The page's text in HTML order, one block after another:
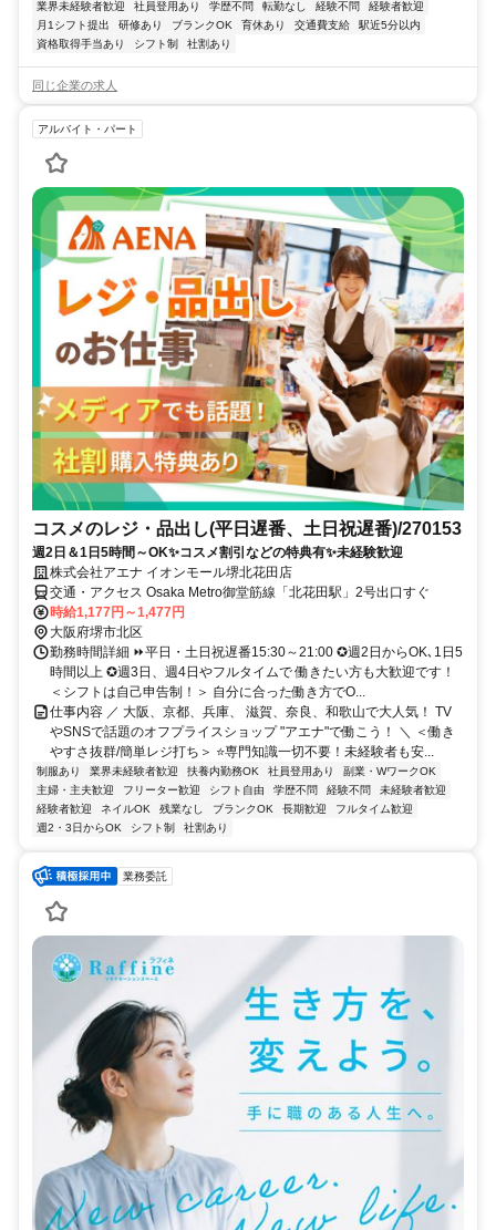
業界未経験者歓迎 社員登用あり 学歴不問 転勤なし 経験不問
経験者歓迎
月1シフト提出
研修あり ブランクOK 育休あり 交通費支給
駅近5分以内
資格取得手当あり
シフト制 社割あり
同じ企業の求人
アルバイト・パート
コスメのレジ・品出し(平日遅番、土日祝遅番)/270153
週2日＆1日5時間～OK✨コスメ割引などの特典有✨未経験歓迎
株式会社アエナ イオンモール堺北花田店
交通・アクセス Osaka Metro御堂筋線「北花田駅」2号出口すぐ
時給1,177円～1,477円
大阪府堺市北区
勤務時間詳細 ⏩平日・土日祝遅番15:30～21:00 ✪週2日からOK､1日5
時間以上 ✪週3日、週4日やフルタイムで 働きたい方も大歓迎です！
＜シフトは自己申告制！＞ 自分に合った働き方でO...
仕事内容 ／ 大阪、京都、兵庫、 滋賀、奈良、和歌山で大人気！ TV
やSNSで話題のオフプライスショップ "アエナ"で働こう！ ＼ ＜働き
やすさ抜群/簡単レジ打ち＞ ⭐専門知識一切不要！未経験者も安...
制服あり 業界未経験者歓迎 扶養内勤務OK 社員登用あり
副業・WワークOK
主婦・主夫歓迎
フリーター歓迎 シフト自由 学歴不問 経験不問
未経験者歓迎
経験者歓迎
ネイルOK 残業なし ブランクOK 長期歓迎
フルタイム歓迎
週2・3日からOK
シフト制 社割あり
業務委託